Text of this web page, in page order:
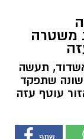
משטרה
תושבת אשדוד, תעשה
שתפקד
עוטף עזה